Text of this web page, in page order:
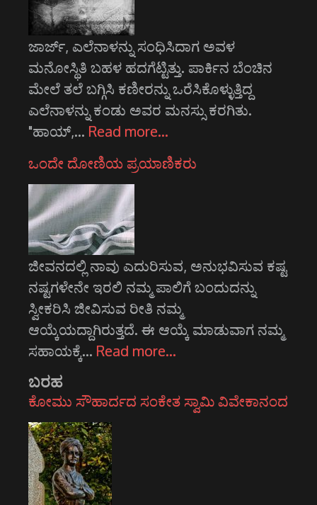
ಜಾರ್ಜ್, ಎಲೆನಾಳನ್ನು ಸಂಧಿಸಿದಾಗ ಅವಳ
ಮನೋಸ್ಥಿತಿ ಬಹಳ ಹದಗೆಟ್ಟಿತ್ತು. ಪಾರ್ಕಿನ ಬೆಂಚಿನ
ಮೇಲೆ ತಲೆ ಬಗ್ಗಿಸಿ ಕಣೀರನ್ನು ಒರೆಸಿಕೊಳ್ಳುತ್ತಿದ್ದ
ಎಲೆನಾಳನ್ನು ಕಂಡು ಅವರ ಮನಸ್ಸು ಕರಗಿತು.
"ಹಾಯ್,… Read more…
ಒಂದೇ ದೋಣಿಯ ಪ್ರಯಾಣಿಕರು
ಜೀವನದಲ್ಲಿ ನಾವು ಎದುರಿಸುವ, ಅನುಭವಿಸುವ ಕಷ್ಟ
ನಷ್ಟಗಳೇನೇ ಇರಲಿ ನಮ್ಮ ಪಾಲಿಗೆ ಬಂದುದನ್ನು
ಸ್ವೀಕರಿಸಿ ಜೀವಿಸುವ ರೀತಿ ನಮ್ಮ
ಆಯ್ಕೆಯದ್ದಾಗಿರುತ್ತದೆ. ಈ ಆಯ್ಕೆ ಮಾಡುವಾಗ ನಮ್ಮ
ಸಹಾಯಕ್ಕೆ… Read more…
ಬರಹ
ಕೋಮು ಸೌಹಾರ್ದದ ಸಂಕೇತ ಸ್ವಾಮಿ ವಿವೇಕಾನಂದ